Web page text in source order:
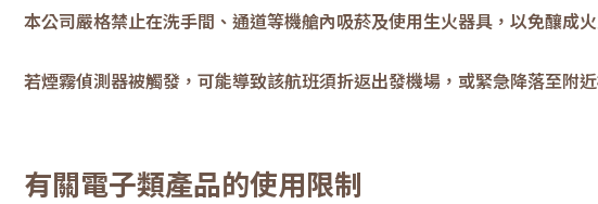
本公司嚴格禁止在洗手間、通道等機艙內吸菸及使用生火器具，以免釀成
若煙霧偵測器被觸發，可能導致該航班須折返出發機場，或緊急降落至附
有關電子類產品的使用限制